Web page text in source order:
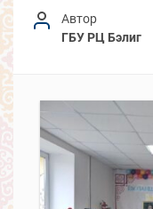
Автор
ГБУ РЦ Бэлиг